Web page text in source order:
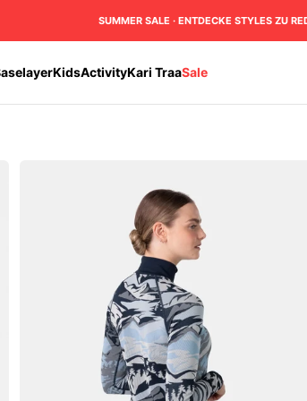
SUMMER SALE · ENTDECKE STYLES ZU
KidsActivityKari TraaSale